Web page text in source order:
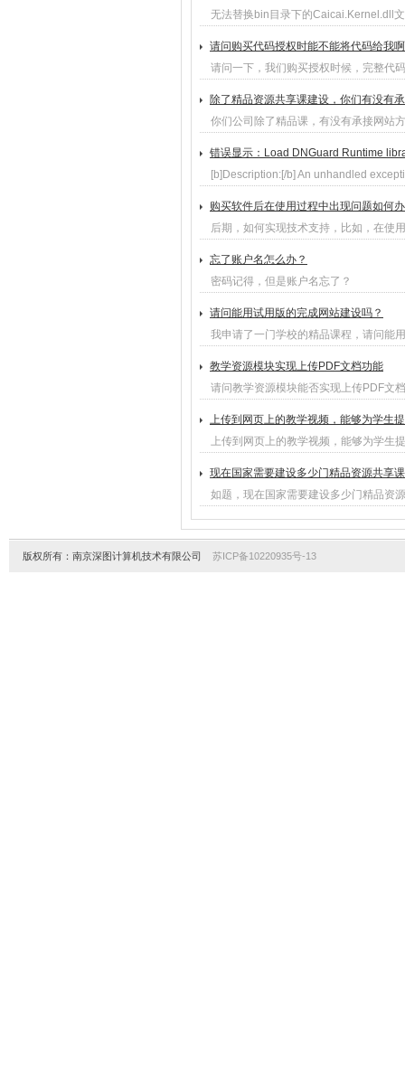
无法替换bin目录下的Caicai.Kernel.dll
请问购买代码授权时能不能将代码给我
请问一下，我们购买授权时候，完整代
除了精品资源共享课建设，你们有没有
你们公司除了精品课，有没有承接网站
错误显示：Load DNGuard Runtime
[b]Description:[/b] An unhandled
购买软件后在使用过程中出现问题如何
后期，如何实现技术支持，比如，在使
忘了账户名怎么办？
密码记得，但是账户名忘了？
请问能用试用版的完成网站建设吗？
我申请了一门学校的精品课程，请问能
教学资源模块实现上传PDF文档功能
请问教学资源模块能否实现上传PDF文
上传到网页上的教学视频，能够为学生
上传到网页上的教学视频，能够为学生
现在国家需要建设多少门精品资源共享
如题，现在国家需要建设多少门精品资
版权所有：南京深图计算机技术有限公司 苏ICP备10220935号-13